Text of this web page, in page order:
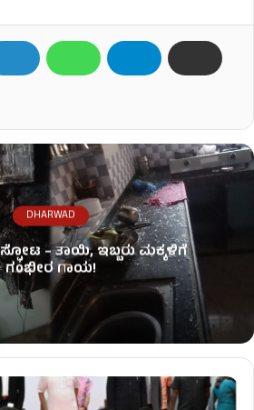
DHARWAD
– ತಾಯಿ, ಇಬ್ಬರು ಮಕ್ಕಳಿಗೆ
ಗಂಭೀರ ಗಾಯ!